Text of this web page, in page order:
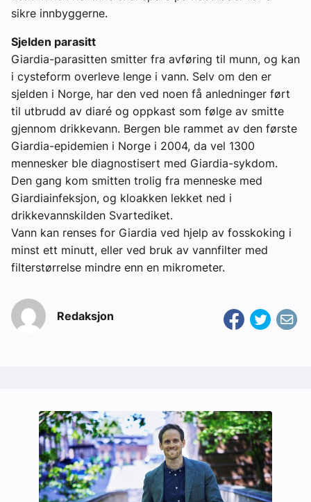
sikre innbyggerne.
Sjelden parasitt
Giardia-parasitten smitter fra avføring til munn, og kan
i cysteform overleve lenge i vann. Selv om den er
sjelden i Norge, har den ved noen få anledninger ført
til utbrudd av diaré og oppkast som følge av smitte
gjennom drikkevann. Bergen ble rammet av den første
Giardia-epidemien i Norge i 2004, da vel 1300
mennesker ble diagnostisert med Giardia-sykdom.
Den gang kom smitten trolig fra menneske med
Giardiainfeksjon, og kloakken lekket ned i
drikkevannskilden Svartediket.
Vann kan renses for Giardia ved hjelp av fosskoking i
minst ett minutt, eller ved bruk av vannfilter med
filterstørrelse mindre enn en mikrometer.
Redaksjon